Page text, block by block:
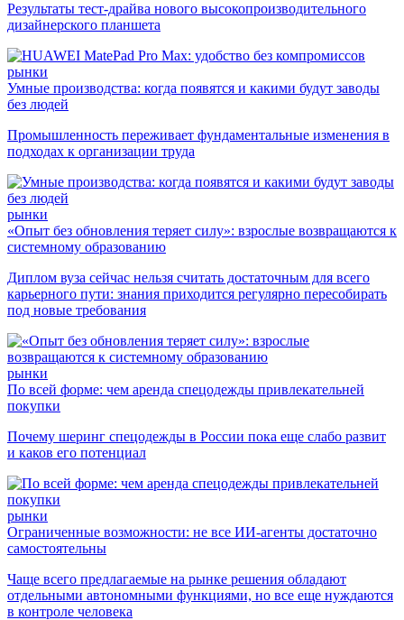
Результаты тест-драйва нового высокопроизводительного
дизайнерского планшета
рынки
Умные производства: когда появятся и какими будут заводы
без людей
Промышленность переживает фундаментальные изменения в
подходах к организации труда
рынки
«Опыт без обновления теряет силу»: взрослые возвращаются к
системному образованию
Диплом вуза сейчас нельзя считать достаточным для всего
карьерного пути: знания приходится регулярно пересобирать
под новые требования
рынки
По всей форме: чем аренда спецодежды привлекательней
покупки
Почему шеринг спецодежды в России пока еще слабо развит
и каков его потенциал
рынки
Ограниченные возможности: не все ИИ-агенты достаточно
самостоятельны
Чаще всего предлагаемые на рынке решения обладают
отдельными автономными функциями, но все еще нуждаются
в контроле человека